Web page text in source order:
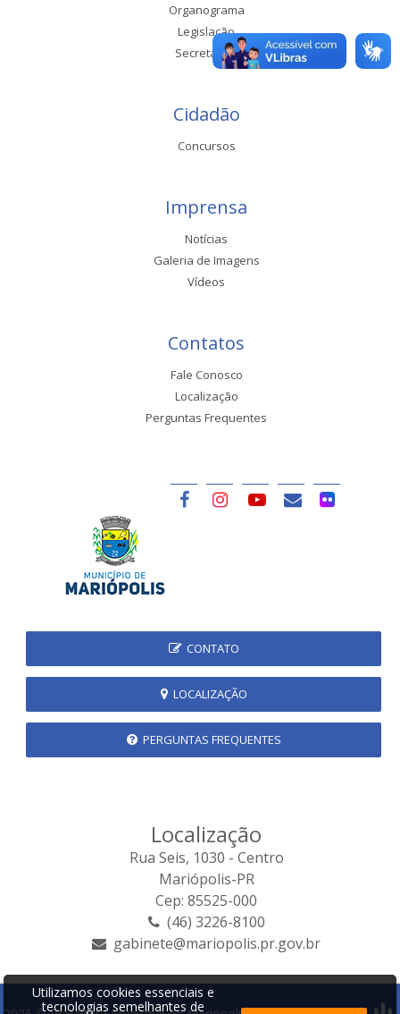
Organograma
Legislação
Secretarias
Cidadão
Concursos
Imprensa
Notícias
Galeria de Imagens
Vídeos
Contatos
Fale Conosco
Localização
Perguntas Frequentes
CONTATO
LOCALIZAÇÃO
PERGUNTAS FREQUENTES
Localização
Rua Seis, 1030 - Centro
Mariópolis-PR
Cep: 85525-000
(46) 3226-8100
gabinete@mariopolis.pr.gov.br
Utilizamos cookies essenciais e
tecnologias semelhantes de